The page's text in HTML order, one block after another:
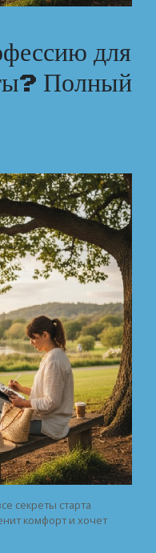
для
Полный
секреты старта
комфорт и хочет